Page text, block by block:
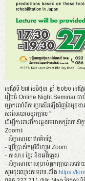
នៅថ្ងៃទី ២៧ ខែមិថុនា ឆ្នាំ ២០២០ នៅផ្
រៀបចំ Online Night Seminar ច
ព្យាករណ៍ពីការប្រសើរឡើងវិញនៃមុខង
សរសៃឈាមខួរក្បាល "
ដើម្បីការពារពីការឆ្លងមេរោគកូរ៉ូណា
Zoom៖
- សិក្ខាសាលាឥតគិតថ្លៃ
- ប្រើប្រាស់កម្មវិធីហ្សូម Zoom
- ភាសា៖ ខ្មែរ និងអង់គ្លេស
- សិក្ខាសាលាសម្រាប់អ្នកព្យាបាលដោ
សូមចុះឈ្មោះតាមរយៈលីង https://